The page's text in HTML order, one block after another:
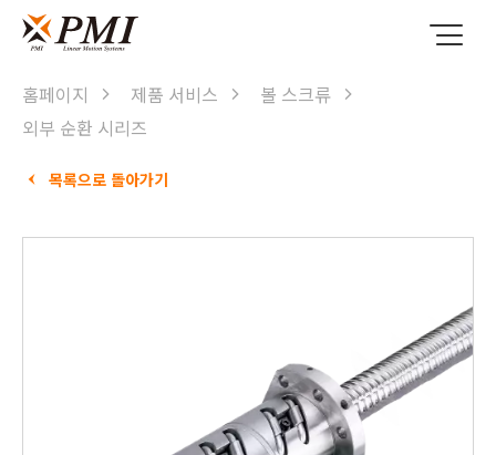
홈페이지 제품 서비스
볼 스크류
외부 순환 시리즈
목록으로 돌아가기